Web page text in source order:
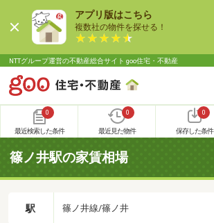
アプリ版はこちら
複数社の物件を探せる！
NTTグループ運営の不動産総合サイト goo住宅・不動産
0
最近検索した条件
0
最近見た物件
0
保存した条件
篠ノ井駅の家賃相場
駅 篠ノ井線/篠ノ井